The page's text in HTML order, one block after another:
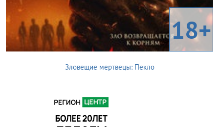
18+
Зловещие мертвецы: Пекло